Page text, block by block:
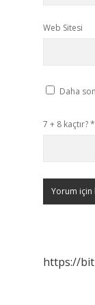
Web Sitesi
Daha
7 + 8 kaçtır?*
https://